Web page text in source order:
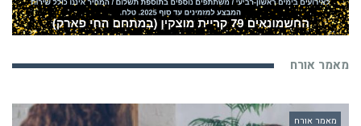
מאמר אורח
מאמר אורח